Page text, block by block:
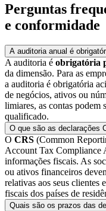
Perguntas
e conformidade
A auditoria anual é
A auditoria é obrigatória
da dimensão. Para as
a auditoria é obrigatória
de negócios, ativos ou
limiares, as contas podem
qualificado.
O que são as declarações
O CRS (Common
Account Tax Compliance
informações fiscais. As
ou ativos financeiros
relativas aos seus clientes
fiscais dos países de
Quais são os prazos das